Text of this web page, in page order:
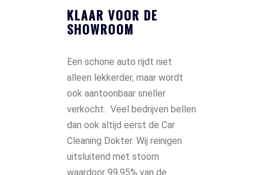
KLAAR VOOR DE
SHOWROOM
Een schone auto rijdt niet
alleen lekkerder, maar wordt
ook aantoonbaar sneller
verkocht. Veel bedrijven bellen
dan ook altijd eerst de Car
Cleaning Dokter. Wij reinigen
uitsluitend met stoom
waardoor 99,95% van de